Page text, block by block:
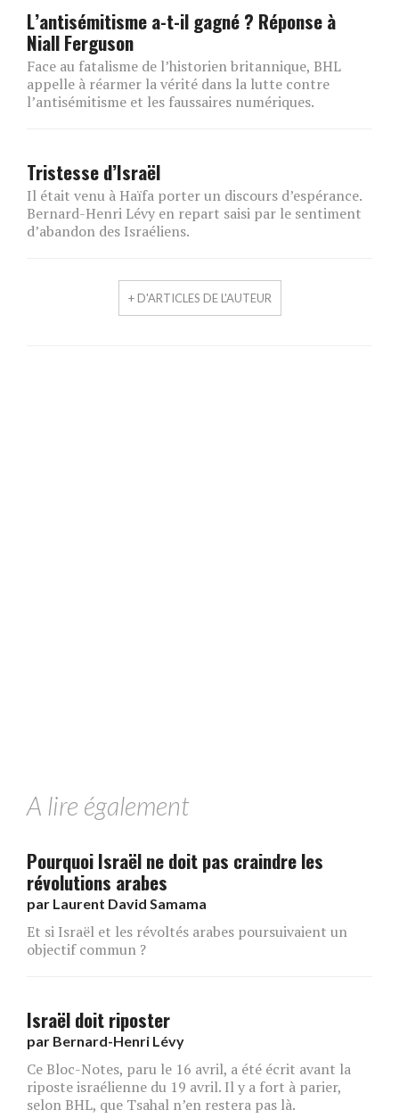
L’antisémitisme a-t-il gagné ? Réponse à
Niall Ferguson
Face au fatalisme de l’historien britannique, BHL
appelle à réarmer la vérité dans la lutte contre
l’antisémitisme et les faussaires numériques.
Tristesse d’Israël
Il était venu à Haïfa porter un discours d’espérance.
Bernard-Henri Lévy en repart saisi par le sentiment
d’abandon des Israéliens.
+ D'ARTICLES DE L'AUTEUR
A lire également
Pourquoi Israël ne doit pas craindre les
révolutions arabes
par Laurent David Samama
Et si Israël et les révoltés arabes poursuivaient un
objectif commun ?
Israël doit riposter
par Bernard-Henri Lévy
Ce Bloc-Notes, paru le 16 avril, a été écrit avant la
riposte israélienne du 19 avril. Il y a fort à parier,
selon BHL, que Tsahal n’en restera pas là.